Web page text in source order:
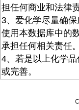
担任何商业和法律责
3、爱化学尽量确
使用本数据库中的
承担任何相关责任。
4、若是以上化学
或完善。